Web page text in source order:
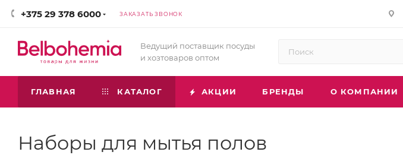
+375 29 378 6000 ЗАКАЗАТЬ ЗВОНОК
Ведущий поставщик посуды
и хозтоваров оптом
ГЛАВНАЯ КАТАЛОГ АКЦИИ БРЕНДЫ О КОМПАНИИ
Наборы для мытья полов